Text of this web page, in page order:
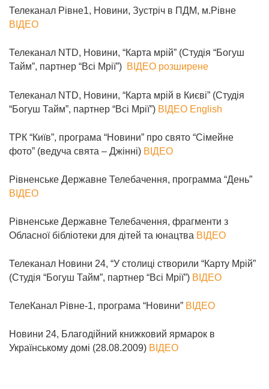
Телеканал Рівне1, Новини, Зустріч в ПДМ, м.Рівне
ВІДЕО
Телеканал NTD, Новини, “Карта мрій” (Студія “Богуш
Тайм”, партнер “Всі Мрії”) ВІДЕО розширене
Телеканал NTD, Новини, “Карта мрій в Києві” (Студія
“Богуш Тайм”, партнер “Всі Мрії”) ВІДЕО Еnglish
ТРК “Київ”, програма “Новини” про свято “Сімейне
фото” (ведуча свята – Джінні) ВІДЕО
Рівненське Державне Телебачення, программа “День”
ВІДЕО
Рівненське Державне Телебачення, фрагменти з
Обласної бібліотеки для дітей та юнацтва ВІДЕО
Телеканал Новини 24, “У столиці створили “Карту Мрій”
(Студія “Богуш Тайм”, партнер “Всі Мрії”) ВІДЕО
ТелеКанал Рівне-1, програма “Новини” ВІДЕО
Новини 24, Благодійний книжковий ярмарок в
Українському домі (28.08.2009) ВІДЕО